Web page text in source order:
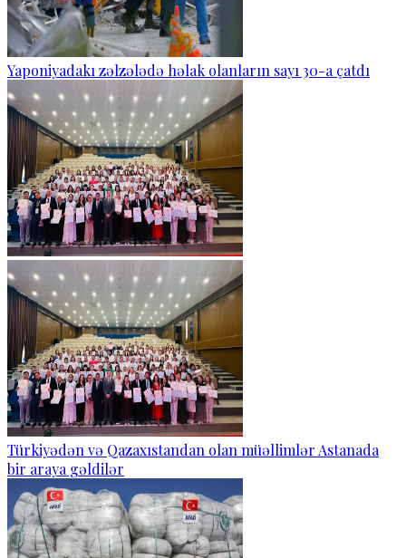
Yaponiyadakı zəlzələdə həlak olanların sayı 30-a çatdı
Türkiyədən və Qazaxıstandan olan müəllimlər Astanada
bir araya gəldilər